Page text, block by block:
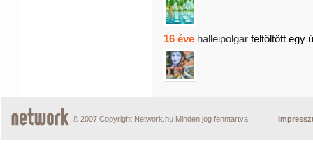
16 éve halleipolgar feltöltött egy
© 2007 Copyright Network.hu Minden jog fenntartva.